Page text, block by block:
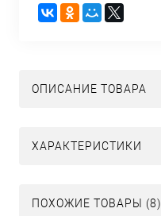
ОПИСАНИЕ ТОВАРА
ХАРАКТЕРИСТИКИ
ПОХОЖИЕ ТОВАРЫ (8)